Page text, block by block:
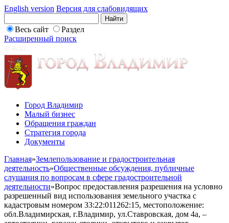
English version Версия для слабовидящих
Весь сайт
Раздел
Расширенный поиск
Город Владимир
Малый бизнес
Обращения граждан
Стратегия города
Документы
Главная»Землепользование и градостроительная
деятельность»Общественные обсуждения, публичные
слушания по вопросам в сфере градостроительной
деятельности»Вопрос предоставления разрешения на условно
разрешенный вид использования земельного участка с
кадастровым номером 33:22:011262:15, местоположение:
обл.Владимирская, г.Владимир, ул.Ставровская, дом 4а, –